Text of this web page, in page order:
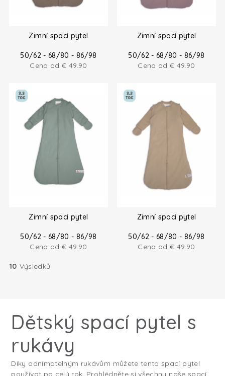
Zimní spací pytel
50/62 - 68/80 - 86/98
Cena od€ 49.90
Zimní spací pytel
50/62 - 68/80 - 86/98
Cena od€ 49.90
Zimní spací pytel
50/62 - 68/80 - 86/98
Cena od€ 49.90
Zimní spací pytel
50/62 - 68/80 - 86/98
Cena od€ 49.90
10 Výsledků
Dětský spací pytel s
rukávy
Díky odnímatelným rukávům můžete tento spací pytel
používat po celý rok. Prohlédněte si všechny naše spací